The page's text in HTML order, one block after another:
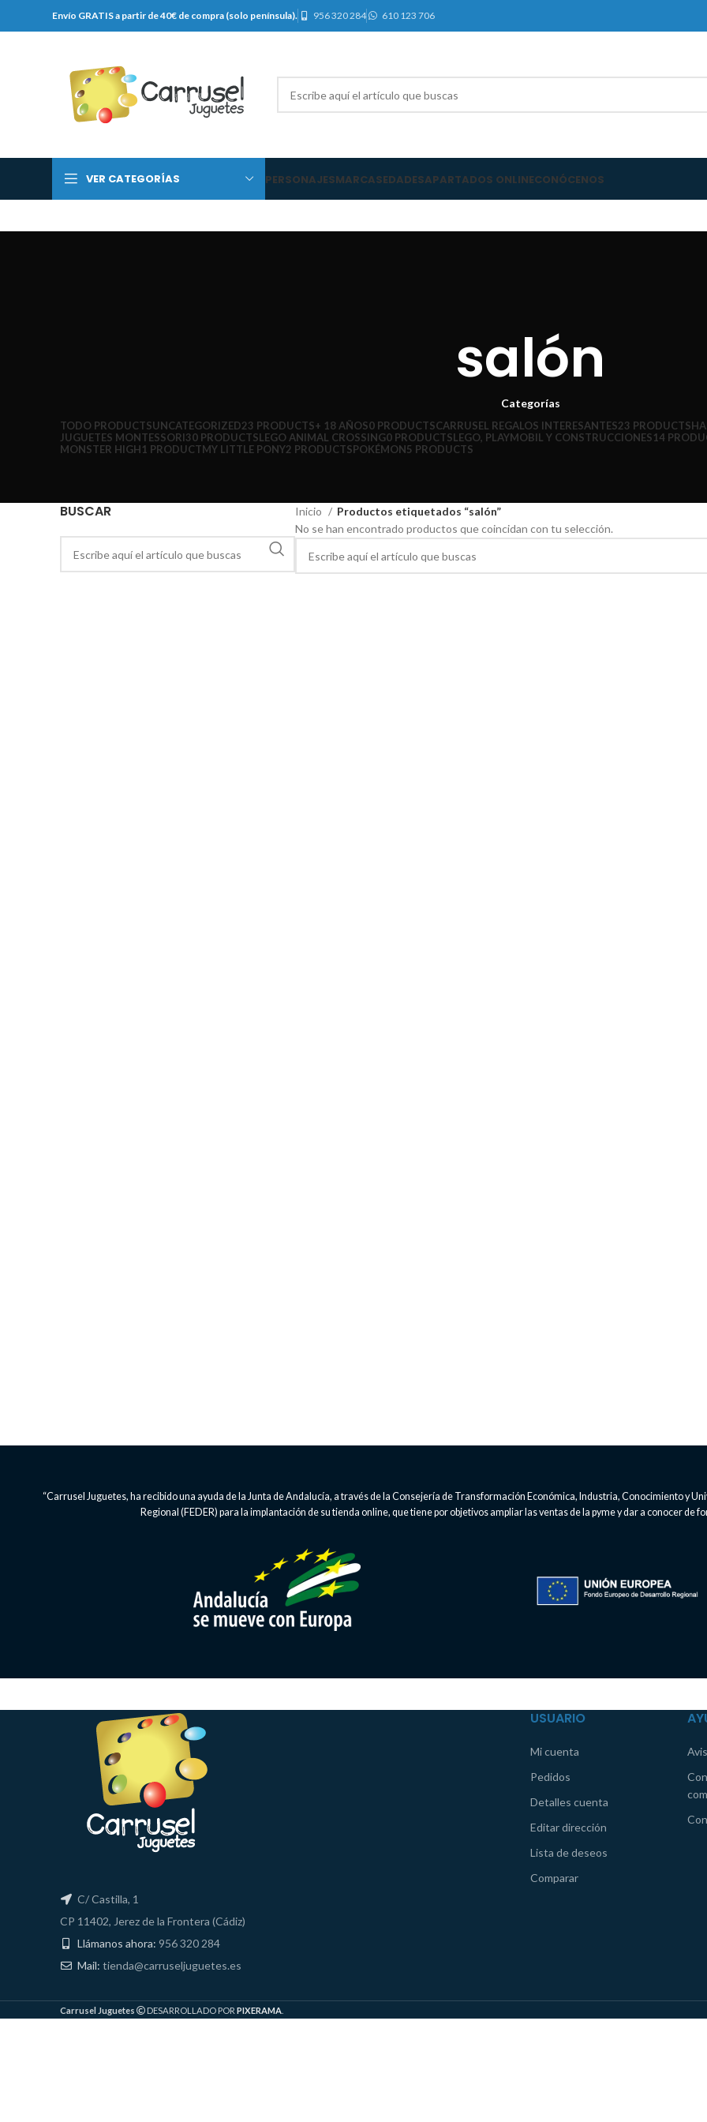
Envío GRATIS a partir de 40€ de compra (solo península). 956 320 284 610 123 706
VER CATEGORÍAS PERSONAJESMARCASEDADESAPARTADOS ONLINECONÓCENOS
salón
Categorías
TODO PRODUCTSUNCATEGORIZED23 PRODUCTS+ 18 AÑOS0 PRODUCTSCARRUSEL REGALOS INTERESANTES23 PRODUCTS
JUGUETES MONTESSORI30 PRODUCTSLEGO ANIMAL CROSSING0 PRODUCTSLEGO, PLAYMOBIL Y CONSTRUCCIONES14
MONSTER HIGH1 PRODUCTMY LITTLE PONY2 PRODUCTSPOKÉMON5 PRODUCTS
BUSCAR Inicio
Productos etiquetados “salón”
No se han encontrado productos que coincidan con tu selección.
“Carrusel Juguetes, ha recibido una ayuda de la Junta de Andalucía, a través de la Consejería de Transformación Económica, Industria, Conocimiento y
Regional (FEDER) para la implantación de su tienda online, que tiene por objetivos ampliar las ventas de la pyme y dar a conocer de
C/ Castilla, 1
CP 11402, Jerez de la Frontera (Cádiz)
Llámanos ahora: 956 320 284
Mail: tienda@carruseljuguetes.es
USUARIO
Mi cuenta
Pedidos
Detalles cuenta
Editar dirección
Lista de deseos
Comparar
Carrusel Juguetes DESARROLLADO POR PIXERAMA